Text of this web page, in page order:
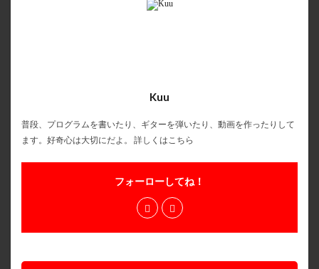
Kuu
普段、プログラムを書いたり、ギターを弾いたり、動画を作ったりして
ます。好奇心は大切にだよ。 詳しくはこちら
フォーローしてね！